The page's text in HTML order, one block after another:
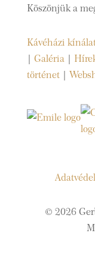
Köszönjük a
Kávéházi
| Galéria|
történet|
© 2026